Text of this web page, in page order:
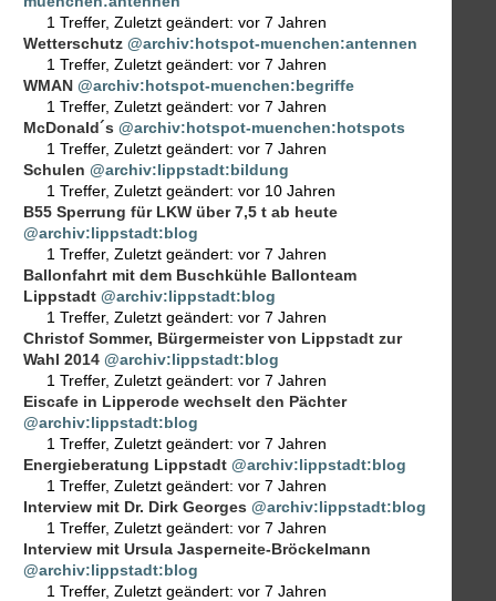
1 Treffer, Zuletzt geändert: vor 7 Jahren
Wetterschutz @archiv:hotspot-muenchen:antennen
1 Treffer, Zuletzt geändert: vor 7 Jahren
WMAN @archiv:hotspot-muenchen:begriffe
1 Treffer, Zuletzt geändert: vor 7 Jahren
McDonald´s @archiv:hotspot-muenchen:hotspots
1 Treffer, Zuletzt geändert: vor 7 Jahren
Schulen @archiv:lippstadt:bildung
1 Treffer, Zuletzt geändert: vor 10 Jahren
B55 Sperrung für LKW über 7,5 t ab heute
@archiv:lippstadt:blog
1 Treffer, Zuletzt geändert: vor 7 Jahren
Ballonfahrt mit dem Buschkühle Ballonteam
Lippstadt @archiv:lippstadt:blog
1 Treffer, Zuletzt geändert: vor 7 Jahren
Christof Sommer, Bürgermeister von Lippstadt zur
Wahl 2014 @archiv:lippstadt:blog
1 Treffer, Zuletzt geändert: vor 7 Jahren
Eiscafe in Lipperode wechselt den Pächter
@archiv:lippstadt:blog
1 Treffer, Zuletzt geändert: vor 7 Jahren
Energieberatung Lippstadt @archiv:lippstadt:blog
1 Treffer, Zuletzt geändert: vor 7 Jahren
Interview mit Dr. Dirk Georges @archiv:lippstadt:blog
1 Treffer, Zuletzt geändert: vor 7 Jahren
Interview mit Ursula Jasperneite-Bröckelmann
@archiv:lippstadt:blog
1 Treffer, Zuletzt geändert: vor 7 Jahren